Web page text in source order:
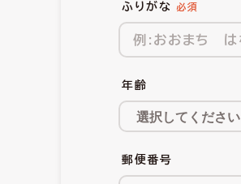
ふりがな
年齢
郵便番号